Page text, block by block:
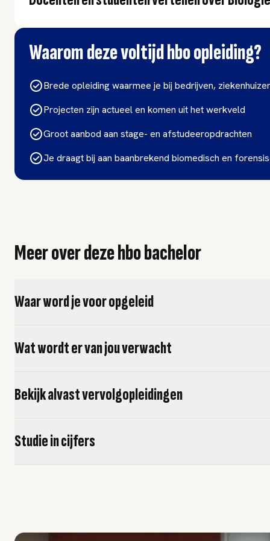
Waarom deze voltijd hbo opleiding?
Brede opleiding waarmee je bij bedrijven,
Projecten zijn actueel en komen uit het werkveld
Groot aanbod aan stage- en afstudeeropdrachten
Je draagt bij aan baanbrekend biomedisch en
Meer over deze hbo bachelor
Waar word je voor opgeleid
Wat wordt er van jou verwacht
Bekijk alvast vervolgopleidingen
Studie in cijfers